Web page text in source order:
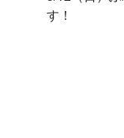
す！